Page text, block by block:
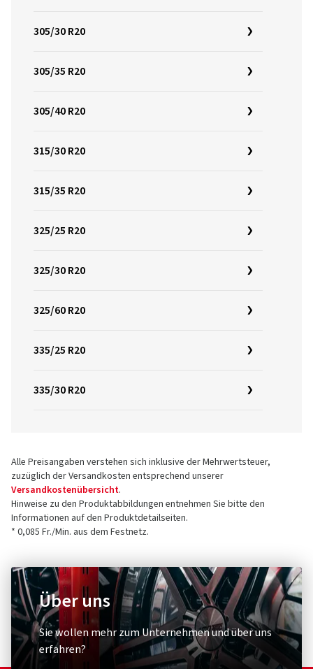
305/30 R20
305/35 R20
305/40 R20
315/30 R20
315/35 R20
325/25 R20
325/30 R20
325/60 R20
335/25 R20
335/30 R20
Alle Preisangaben verstehen sich inklusive der Mehrwertsteuer,
zuzüglich der Versandkosten entsprechend unserer
Versandkostenübersicht.
Hinweise zu den Produktabbildungen entnehmen Sie bitte den
Informationen auf den Produktdetailseiten.
* 0,085 Fr./Min. aus dem Festnetz.
Über uns
Sie wollen mehr zum Unternehmen und über uns
erfahren?